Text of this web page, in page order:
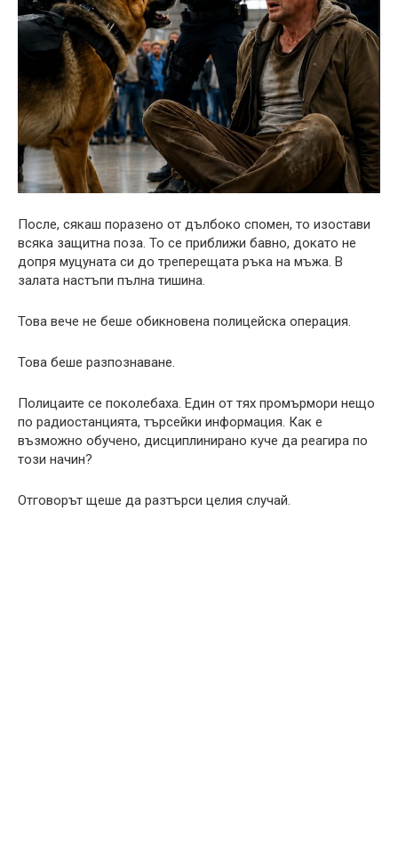
После, сякаш поразено от дълбоко спомен, то изостави
всяка защитна поза. То се приближи бавно, докато не
допря муцуната си до треперещата ръка на мъжа. В
залата настъпи пълна тишина.
Това вече не беше обикновена полицейска операция.
Това беше разпознаване.
Полицаите се поколебаха. Един от тях промърмори нещо
по радиостанцията, търсейки информация. Как е
възможно обучено, дисциплинирано куче да реагира по
този начин?
Отговорът щеше да разтърси целия случай.